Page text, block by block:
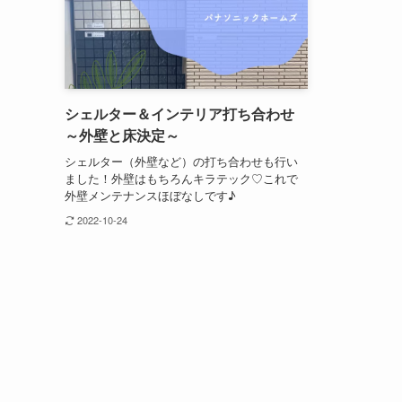
シェルター＆インテリア打ち合わせ
～外壁と床決定～
シェルター（外壁など）の打ち合わせも行い
ました！外壁はもちろんキラテック♡これで
外壁メンテナンスほぼなしです♪
2022-10-24